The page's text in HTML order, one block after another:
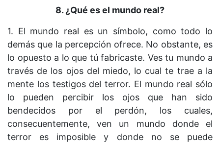
8. ¿Qué es el mundo real?
1. El mundo real es un símbolo, como todo lo
demás que la percepción ofrece. No obstante, es
lo opuesto a lo que tú fabricaste. Ves tu mundo a
través de los ojos del miedo, lo cual te trae a la
mente los testigos del terror. El mundo real sólo
lo pueden percibir los ojos que han sido
bendecidos por el perdón, los cuales,
consecuentemente, ven un mundo donde el
terror es imposible y donde no se puede